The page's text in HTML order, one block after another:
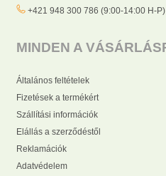
+421 948 300 786 (9:00-14:00 H-P)
MINDEN A
Általános feltételek
Fizetések a termékért
Szállítási információk
Elállás a szerződéstől
Reklamációk
Adatvédelem